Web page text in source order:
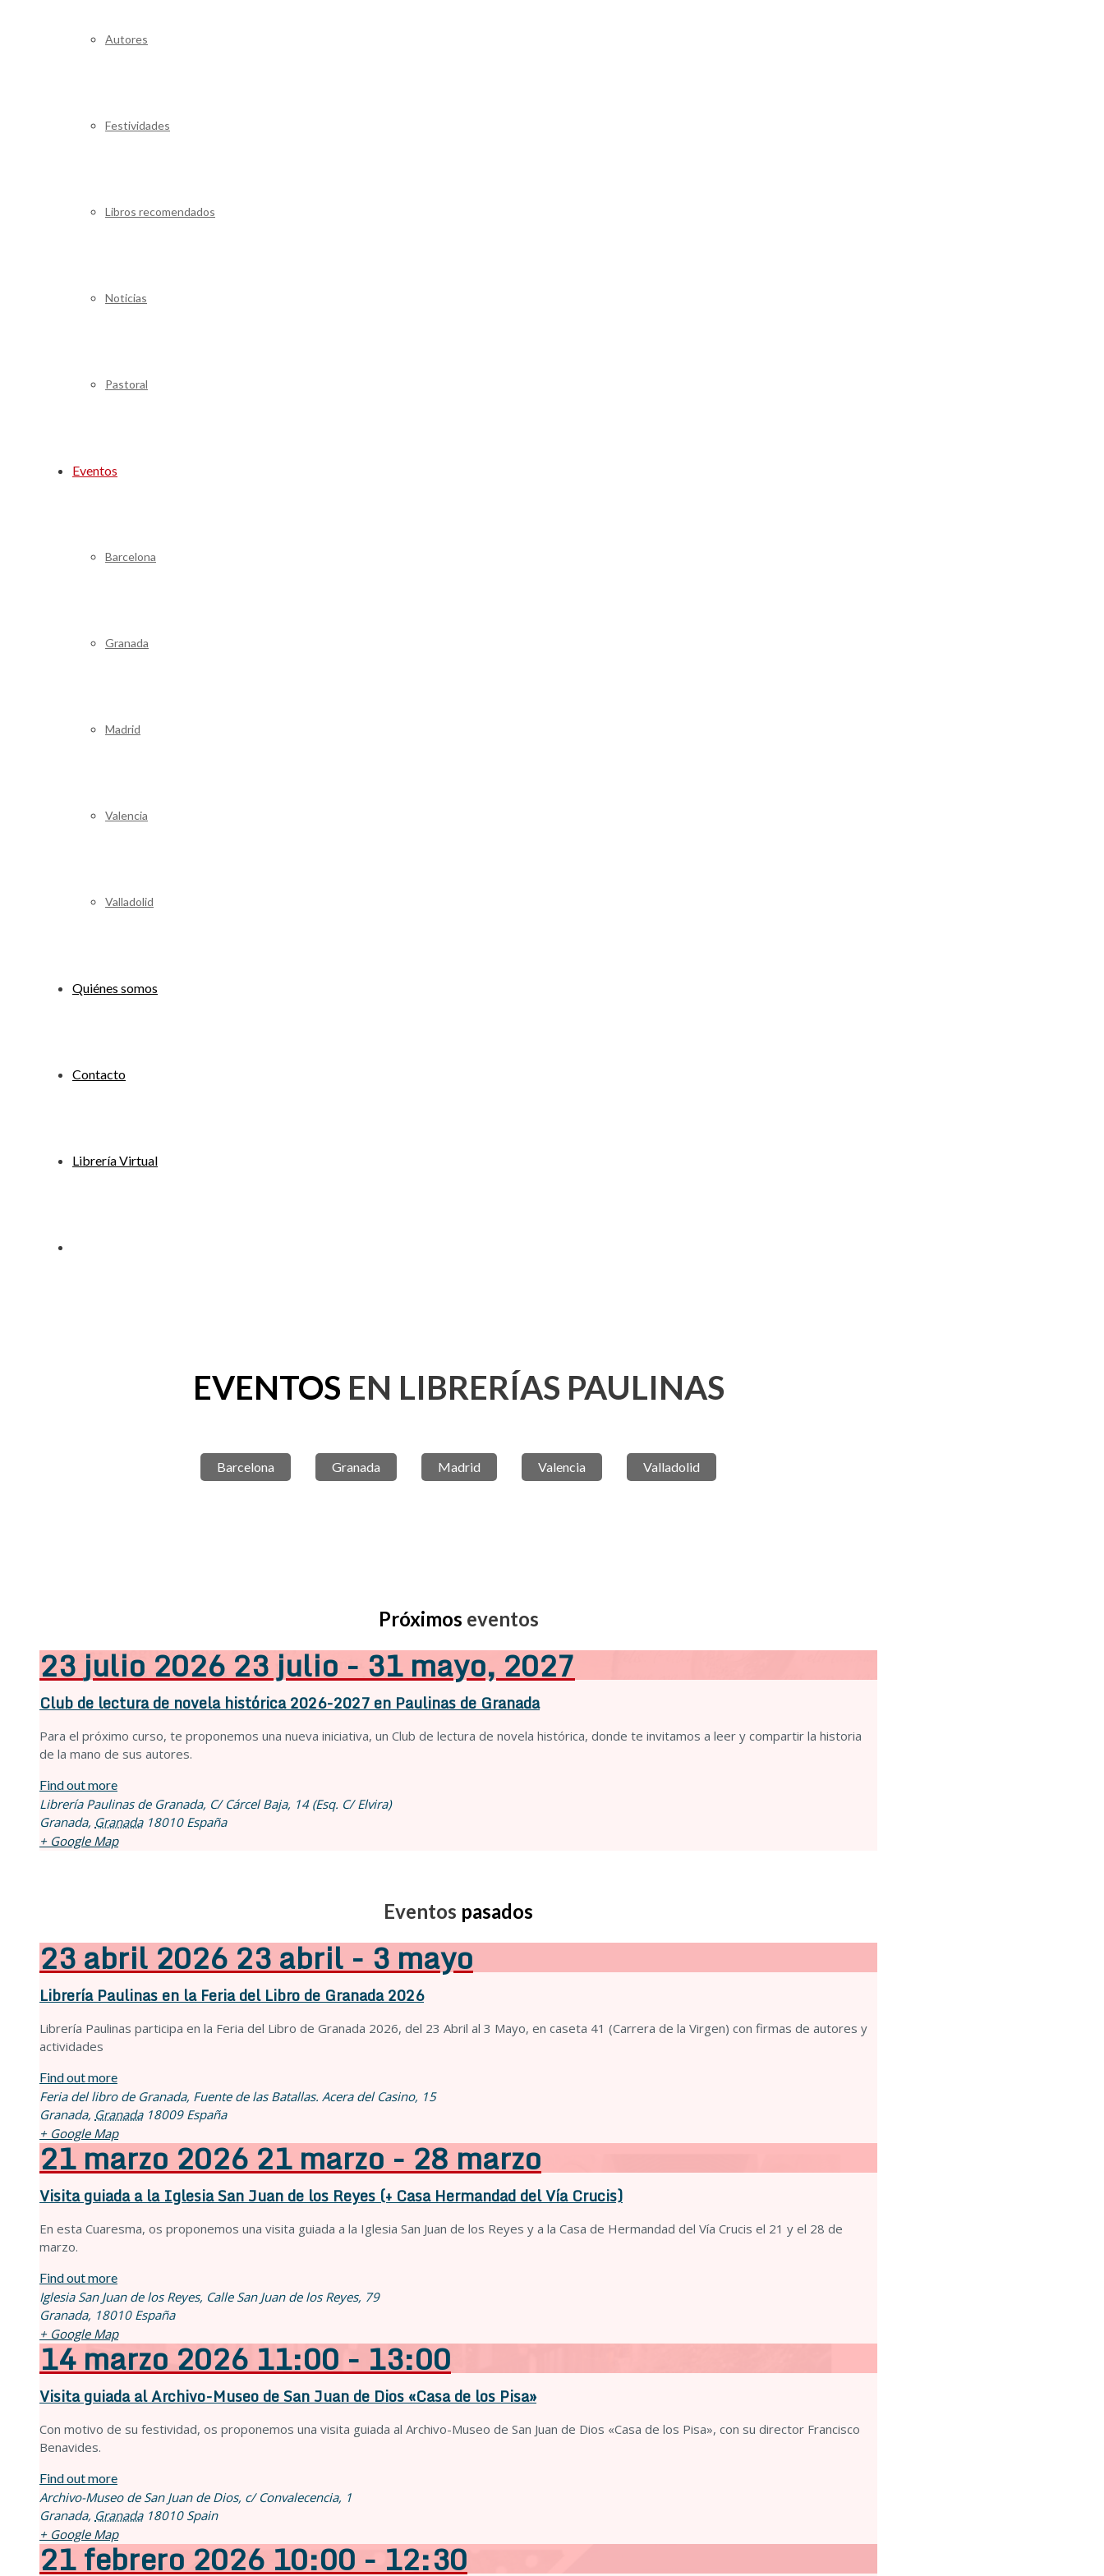
Autores
Festividades
Libros recomendados
Noticias
Pastoral
Eventos
Barcelona
Granada
Madrid
Valencia
Valladolid
Quiénes somos
Contacto
Librería Virtual
EVENTOS EN LIBRERÍAS PAULINAS
Barcelona Granada Madrid Valencia Valladolid
Próximos eventos
23julio202623 julio - 31 mayo, 2027
Club de lectura de novela histórica 2026-2027 en Paulinas de Granada
Para el próximo curso, te proponemos una nueva iniciativa, un Club de lectura de novela histórica, donde te invitamos a leer y compartir la historia
de la mano de sus autores.
Find out more
Librería Paulinas de Granada, C/ Cárcel Baja, 14 (Esq. C/ Elvira)
Granada, Granada 18010 España
+ Google Map
Eventos pasados
23abril202623 abril - 3 mayo
Librería Paulinas en la Feria del Libro de Granada 2026
Librería Paulinas participa en la Feria del Libro de Granada 2026, del 23 Abril al 3 Mayo, en caseta 41 (Carrera de la Virgen) con firmas de autores y
actividades
Find out more
Feria del libro de Granada, Fuente de las Batallas. Acera del Casino, 15
Granada, Granada 18009 España
+ Google Map
21marzo202621 marzo - 28 marzo
Visita guiada a la Iglesia San Juan de los Reyes (+ Casa Hermandad del Vía Crucis)
En esta Cuaresma, os proponemos una visita guiada a la Iglesia San Juan de los Reyes y a la Casa de Hermandad del Vía Crucis el 21 y el 28 de
marzo.
Find out more
Iglesia San Juan de los Reyes, Calle San Juan de los Reyes, 79
Granada, 18010 España
+ Google Map
14marzo202611:00 - 13:00
Visita guiada al Archivo-Museo de San Juan de Dios «Casa de los Pisa»
Con motivo de su festividad, os proponemos una visita guiada al Archivo-Museo de San Juan de Dios «Casa de los Pisa», con su director Francisco
Benavides.
Find out more
Archivo-Museo de San Juan de Dios, c/ Convalecencia, 1
Granada, Granada 18010 Spain
+ Google Map
21febrero202610:00 - 12:30